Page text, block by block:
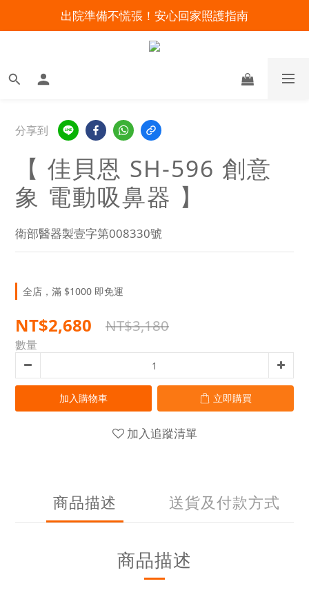
明陽來村全館免運優惠中
出院準備不慌張！安心回家照護指南
暑假出遊 攜帶氧氣機不怕坐飛機
分享到
【 佳貝恩 SH-596 創意
象 電動吸鼻器 】
衛部醫器製壹字第008330號
全店，滿 $1000 即免運
NT$2,680 NT$3,180
數量
加入購物車 立即購買
加入追蹤清單
商品描述 送貨及付款方式
商品描述